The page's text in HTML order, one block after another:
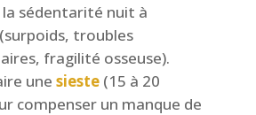
sédentarité nuit à
troubles
fragilité osseuse).
une sieste (15 à 20
compenser un manque de